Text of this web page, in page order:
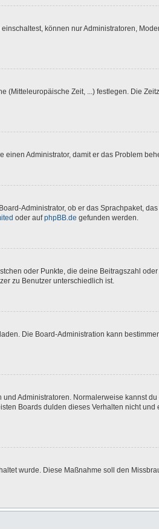
können nur Administratoren,
(Mitteleuropäische Zeit, ...) festlegen. Die
Administrator, damit er das Problem
Administrator, ob er das Sprachpaket,
oder aufphpBB.de gefunden werden.
oder Punkte, die deine Beitragszahl
zu Benutzer unterschiedlich ist.
Die Board-Administration kann
Administratoren. Normalerweise kannst
Boards dulden dieses Verhalten nicht und
wurde. Diese Maßnahme soll den